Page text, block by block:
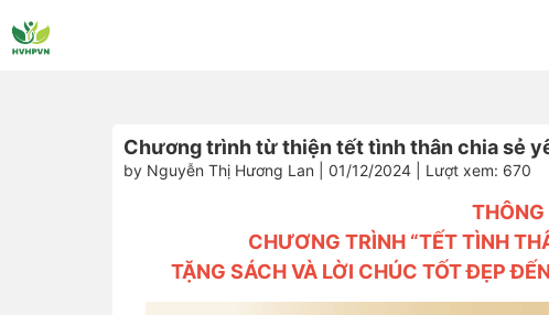
Chương trình từ thiện tết tình thân chia sẻ
by Nguyễn Thị Hương Lan | 01/12/2024 | Lượt xem: 670
THÔNG
CHƯƠNG TRÌNH “TẾT TÌNH
TẶNG SÁCH VÀ LỜI CHÚC TỐT ĐẸP